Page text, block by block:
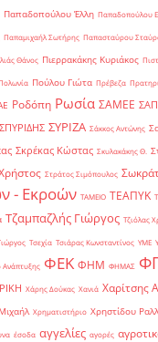
Παπαδοπούλου Έλλη Παπαδοπούλου
Παπαμιχαήλ Σωτήρης Παπασταύρου
Θάνος Πιερρακάκης Κυριάκος
Πούλου Γιώτα Πρέβεζα
Ροδόπη Ρωσία ΣΑΜΕΕ
ΣΠΥΡΙΔΗΣ ΣΥΡΙΖΑ Σάκκος Αντώνης
Σκρέκας Κώστας Σκυλακάκης Θ.
Στράτος Σιμόπουλος
- Εκροών ΤΑΜΕΙΟ ΤΕΑΠΥΚ
Τζαμπαζλής Γιώργος Τζιόλας
Τσεχία Τσιάρας Κωνσταντίνος ΥΜΕ
Ανάπτυξης ΦΕΚ ΦΗΜ ΦΗΜΑΣ
Χάρης Δούκας Χανιά Χαρίτσης
Χρηματιστήριο Χρηστίδου
έσοδα αγγελίες αγορές